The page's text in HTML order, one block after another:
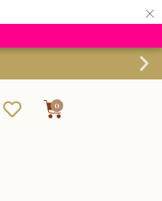
×
0